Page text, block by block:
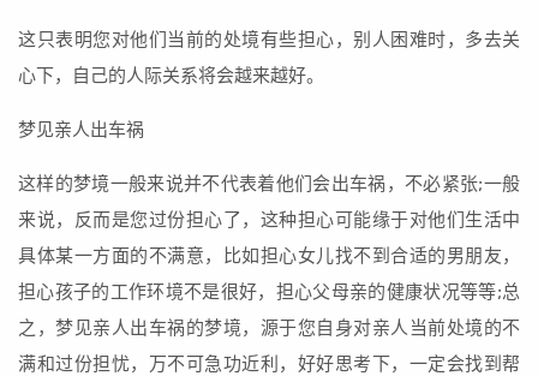
这只表明您对他们当前的处境有些担心，别人困难时，多去关
心下，自己的人际关系将会越来越好。
梦见亲人出车祸
这样的梦境一般来说并不代表着他们会出车祸，不必紧张;一般
来说，反而是您过份担心了，这种担心可能缘于对他们生活中
具体某一方面的不满意，比如担心女儿找不到合适的男朋友，
担心孩子的工作环境不是很好，担心父母亲的健康状况等等;总
之，梦见亲人出车祸的梦境，源于您自身对亲人当前处境的不
满和过份担忧，万不可急功近利，好好思考下，一定会找到帮